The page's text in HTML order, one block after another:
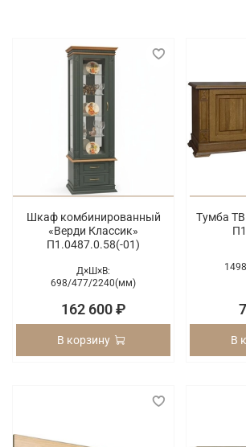
Шкаф комбинированный
«Верди Классик»
П1.0487.0.58(-01)
Д×Ш×В:
698/477/2240(мм)
162 600 ₽
В корзину
Тумба ТВ
В